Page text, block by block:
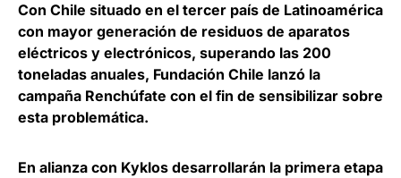
Con Chile situado en el tercer país de Latinoamérica
con mayor generación de residuos de aparatos
eléctricos y electrónicos, superando las 200
toneladas anuales, Fundación Chile lanzó la
campaña Renchúfate con el fin de sensibilizar sobre
esta problemática.
En alianza con Kyklos desarrollarán la primera etapa